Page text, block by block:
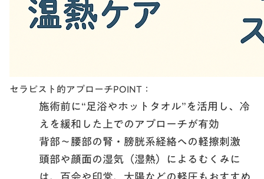
セラピスト的アプローチPOINT：
施術前に“足浴やホットタオル”を活用し、冷
えを緩和した上でのアプローチが有効
背部〜腰部の腎・膀胱系経絡への軽擦刺激
頭部や顔面の湿気（湿熱）によるむくみに